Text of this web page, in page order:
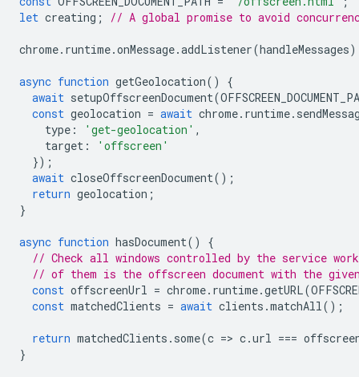
let creating ; // A global promise to avoid
chrome. runtime.onMessage.addListener(handleMessages
async function getGeolocation()
{
await setupOffscreenDocument(
const geolocation = await chrome. runtime.
type : 'get-geolocation' ,
target :
'offscreen'
});
await closeOffscreenDocument();
return geolocation ;
}
async function hasDocument()
{
// Check all windows controlled by the service
// of them is the offscreen document with the
const offscreenUrl = chrome. runtime.getURL(
const matchedClients = await clients .matchAll ();
return matchedClients . some(c => c.url ===
}